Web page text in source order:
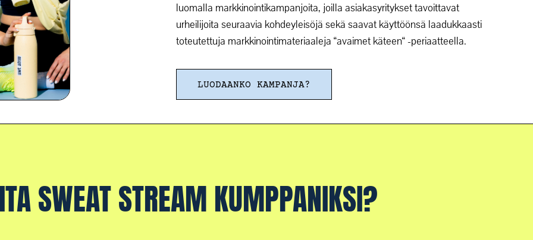
luomalla markkinointikampanjoita, joilla asiakasyritykset tavoittavat
urheilijoita seuraavia kohdeyleisöjä sekä saavat käyttöönsä laadukkaasti
toteutettuja markkinointimateriaaleja “avaimet käteen“ -periaatteella.
LUODAANKO KAMPANJA?
SWEAT STREAM KUMPPANIKSI?